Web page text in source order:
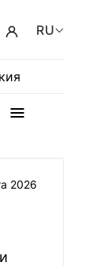
RU
2026